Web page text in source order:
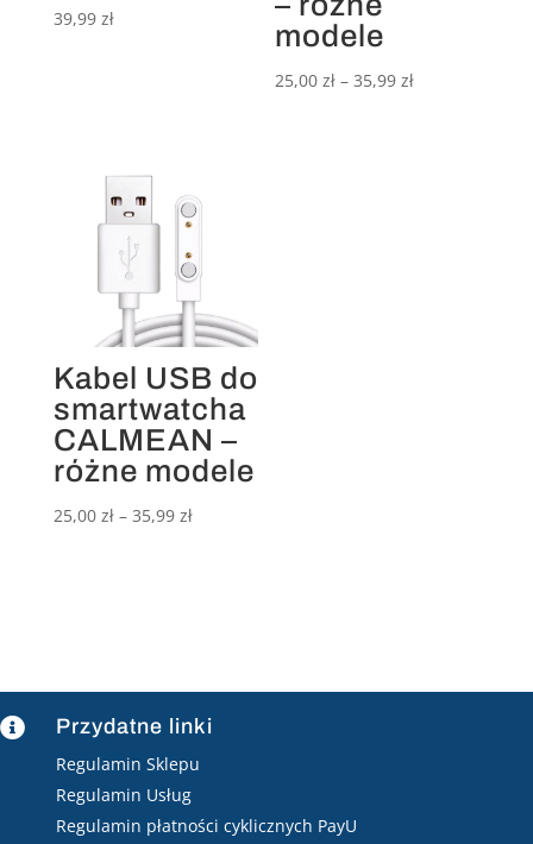
39,99 zł
modele
25,00zł – 35,99złZakres
Kabel USB do
smartwatcha
CALMEAN –
różne modele
25,00 zł – 35,99 złZakres
 Przydatne linki
Regulamin Sklepu
Regulamin Usług
Regulamin płatności cyklicznych PayU